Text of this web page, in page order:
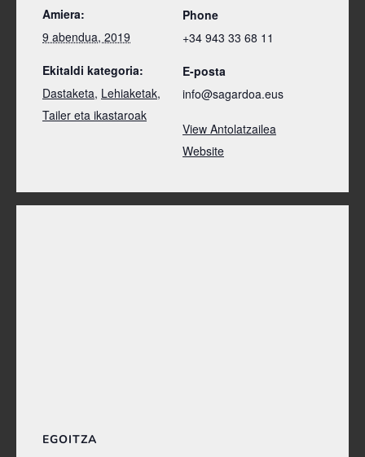
Amiera:
9 abendua, 2019
Ekitaldi kategoria:
Dastaketa, Lehiaketak,
Tailer eta ikastaroak
Phone
+34 943 33 68 11
E-posta
info@sagardoa.eus
View Antolatzailea
Website
EGOITZA